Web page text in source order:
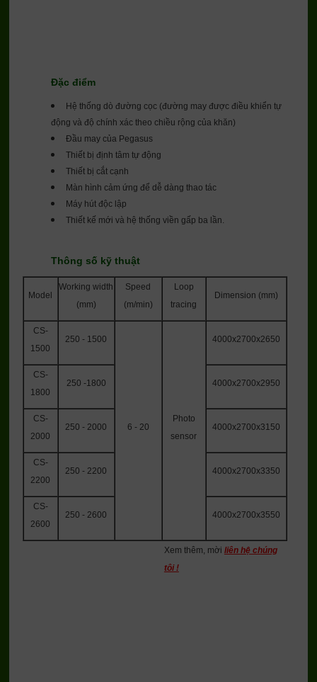
Đặc điểm
Hệ thống dò đường cọc (đường may được điều khiển tự
động và độ chính xác theo chiều rộng của khăn)
Đầu may của Pegasus
Thiết bị định tâm tự động
Thiết bị cắt cạnh
Màn hình cảm ứng để dễ dàng thao tác
Máy hút độc lập
Thiết kế mới và hệ thống viền gấp ba lần.
Thông số kỹ thuật
Model
Working width
(mm)
Speed
(m/min)
Loop
tracing
Dimension (mm)
CS-
1500
250 - 1500
6 - 20
Photo
sensor
4000x2700x2650
CS-
1800
250 -1800 4000x2700x2950
CS-
2000
250 - 2000 4000x2700x3150
CS-
2200
250 - 2200 4000x2700x3350
CS-
2600
250 - 2600 4000x2700x3550
Xem thêm, mời liên hệ chúng
tôi !